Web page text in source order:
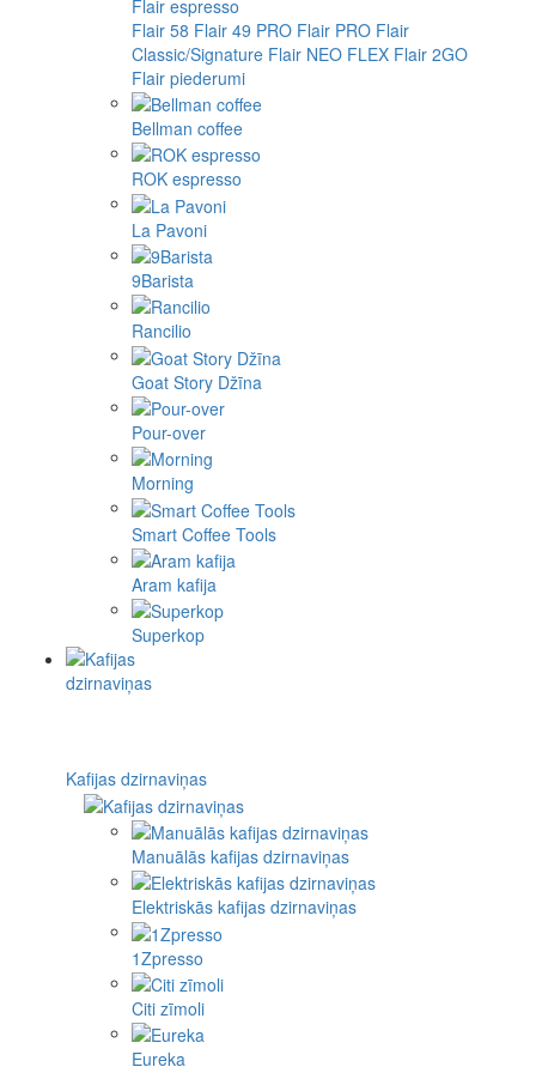
Flair espresso
Flair 58 Flair 49 PRO Flair PRO Flair
Classic/Signature Flair NEO FLEX Flair 2GO
Flair piederumi
Bellman coffee
ROK espresso
La Pavoni
9Barista
Rancilio
Goat Story Džīna
Pour-over
Morning
Smart Coffee Tools
Aram kafija
Superkop
Kafijas dzirnaviņas
Manuālās kafijas dzirnaviņas
Elektriskās kafijas dzirnaviņas
1Zpresso
Citi zīmoli
Eureka